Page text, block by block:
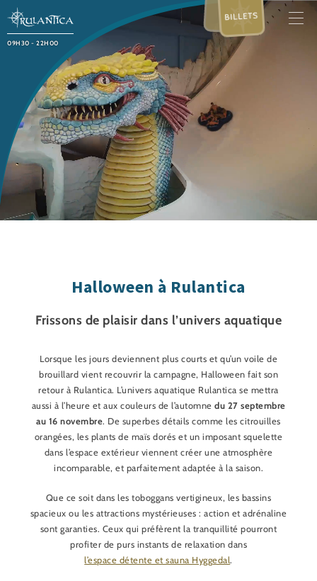
09H30 - 22H00
BILLETS
Halloween à Rulantica
Frissons de plaisir dans l’univers aquatique
Lorsque les jours deviennent plus courts et qu’un voile de
brouillard vient recouvrir la campagne, Halloween fait son
retour à Rulantica. L’univers aquatique Rulantica se mettra
aussi à l’heure et aux couleurs de l’automne du 27 septembre
au 16 novembre. De superbes détails comme les citrouilles
orangées, les plants de maïs dorés et un imposant squelette
dans l’espace extérieur viennent créer une atmosphère
incomparable, et parfaitement adaptée à la saison.
Que ce soit dans les toboggans vertigineux, les bassins
spacieux ou les attractions mystérieuses : action et adrénaline
sont garanties. Ceux qui préfèrent la tranquillité pourront
profiter de purs instants de relaxation dans
l’espace détente et sauna Hyggedal.